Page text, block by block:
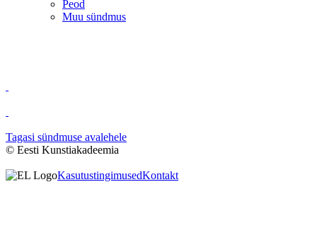
Peod
Muu sündmus
Tagasi sündmuse avalehele
© Eesti Kunstiakadeemia
KasutustingimusedKontakt